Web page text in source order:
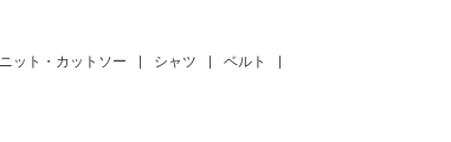
ニット・カットソー シャツ ベルト